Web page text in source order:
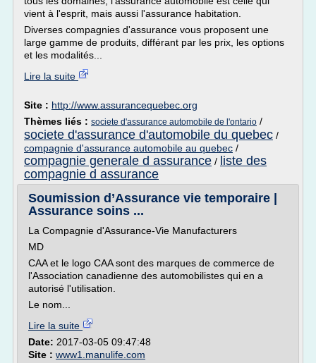
vient à l'esprit, mais aussi l'assurance habitation.
Diverses compagnies d'assurance vous proposent une
large gamme de produits, différant par les prix, les options
et les modalités...
Lire la suite
Site : http://www.assurancequebec.org
Thèmes liés : societe d'assurance automobile de l'ontario /
societe d'assurance d'automobile du quebec /
compagnie d'assurance automobile au quebec /
compagnie generale d assurance / liste des
compagnie d assurance
Soumission d’Assurance vie temporaire |
Assurance soins ...
La Compagnie d'Assurance-Vie Manufacturers
MD
CAA et le logo CAA sont des marques de commerce de
l'Association canadienne des automobilistes qui en a
autorisé l'utilisation.
Le nom...
Lire la suite
Date: 2017-03-05 09:47:48
Site : www1.manulife.com